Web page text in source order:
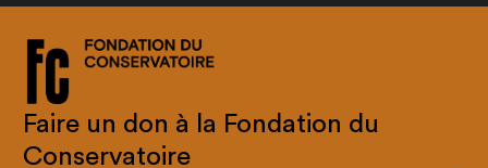
Faire un don à la Fondation du
Conservatoire